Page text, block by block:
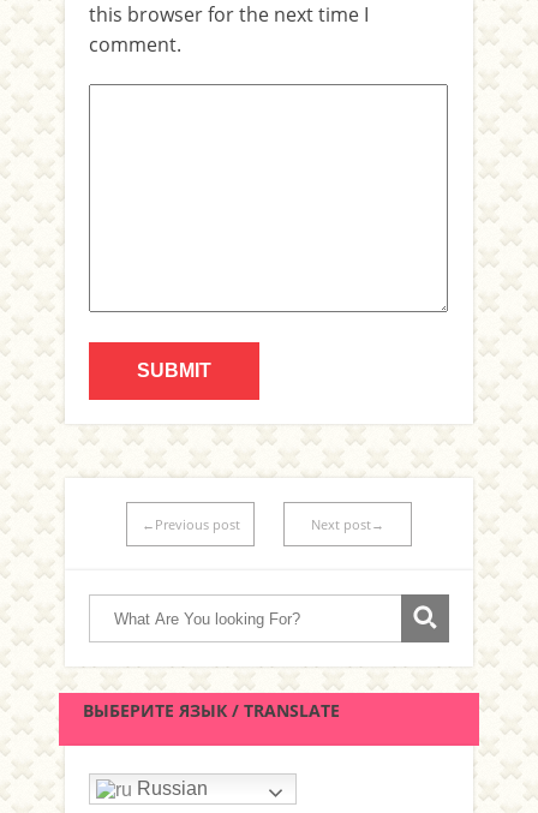
this browser for the next time I
comment.
←Previous post Next post→
ВЫБЕРИТЕ ЯЗЫК / TRANSLATE
Russian